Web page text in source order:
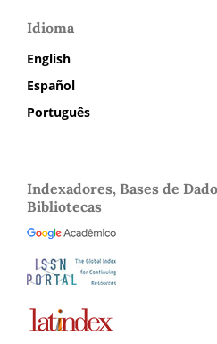
Idioma
English
Español
Português
Indexadores, Bases de
Bibliotecas